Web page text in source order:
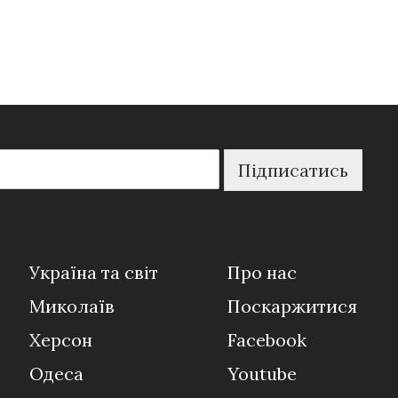
Підписатись
Україна та світ
Миколаїв
Херсон
Одеса
Про нас
Поскаржитися
Facebook
Youtube